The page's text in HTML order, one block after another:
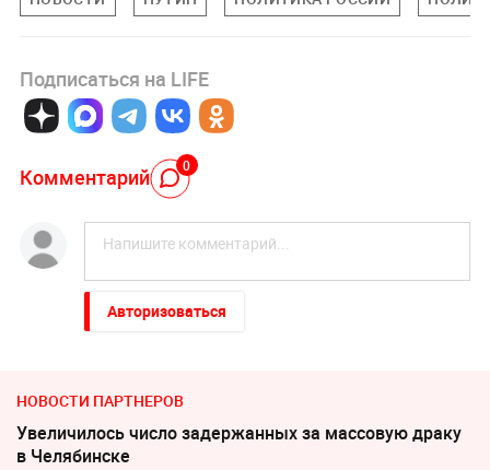
Подписаться на LIFE
Комментарий 0
Авторизоваться
НОВОСТИ ПАРТНЕРОВ
Увеличилось число задержанных за массовую драку
в Челябинске